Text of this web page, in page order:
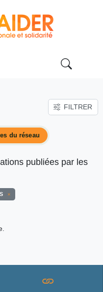
FILTRER
du réseau
publiées par les